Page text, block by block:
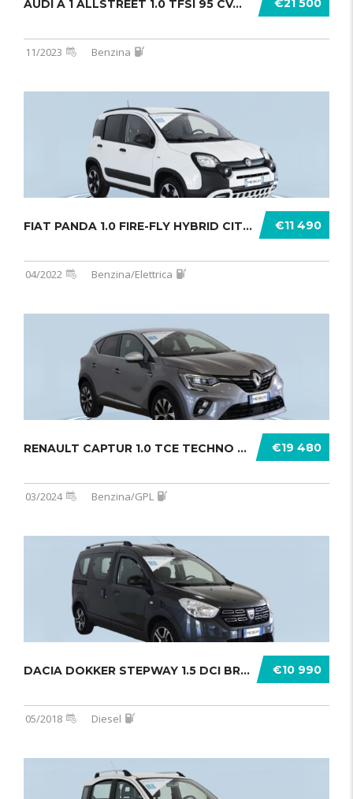
€21 500
AUDI A 1 ALLSTREET 1.0 TFSI 95 CV...
11/2023 Benzina
€11 490
FIAT PANDA 1.0 FIRE-FLY HYBRID CITY .......
04/2022 Benzina/Elettrica
€19 480
RENAULT CAPTUR 1.0 TCE TECHNO GPL 1 .......
03/2024 Benzina/GPL
€10 990
DACIA DOKKER STEPWAY 1.5 DCI BRAVE ........
05/2018 Diesel